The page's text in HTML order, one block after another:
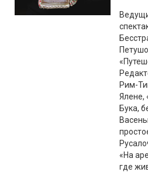
Рим-
Ялене,
Бука,
«На
где